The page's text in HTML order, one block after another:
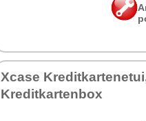
Xca­se
Kre­di­t­kar­ten­box